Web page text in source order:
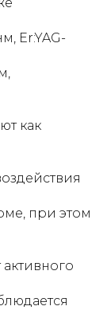
Er:YAG-
как
при этом